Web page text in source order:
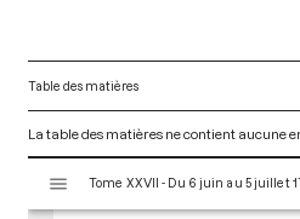
Table des matières
La table des matières ne contient aucune
s
Tome XXVII - Du 6 juin au 5 juillet